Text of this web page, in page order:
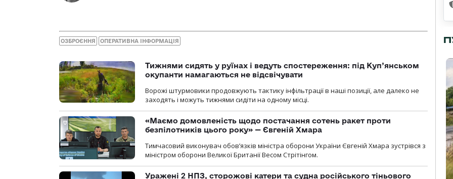
ОЗБРОЄННЯ ОПЕРАТИВНА ІНФОРМАЦІЯ
Тижнями сидять у руїнах і ведуть спостереження: під Куп’янськом
окупанти намагаються не відсвічувати
Ворожі штурмовики продовжують тактику інфільтрації в наші позиції, але далеко не
заходять і можуть тижнями сидіти на одному місці.
«Маємо домовленість щодо постачання сотень ракет проти
безпілотників цього року» — Євгеній Хмара
Тимчасовий виконувач обов’язків міністра оборони України Євгеній Хмара зустрівся з
міністром оборони Великої Британії Весом Стрітінгом.
Уражені 2 НПЗ, сторожові катери та судна російського тіньового